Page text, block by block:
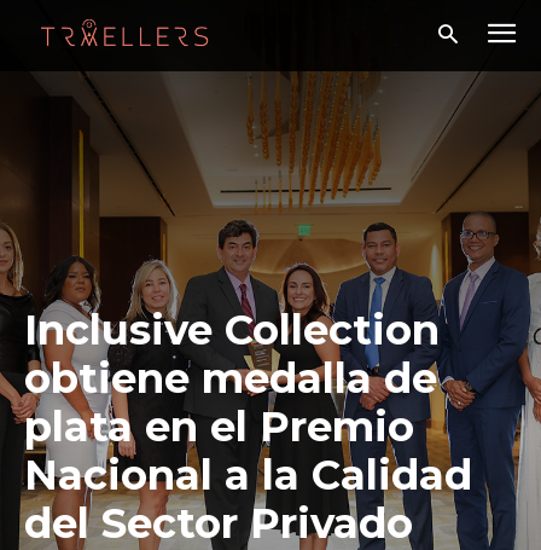
Inclusive Collection
obtiene medalla de
plata en el Premio
Nacional a la Calidad
del Sector Privado